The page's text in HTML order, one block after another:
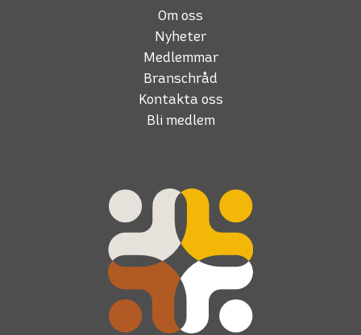
Om oss
Nyheter
Medlemmar
Branschråd
Kontakta oss
Bli medlem